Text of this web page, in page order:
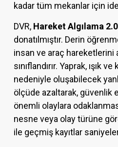
kadar tüm mekanlar için
DVR, Hareket Algılama 2.0
donatılmıştır. Derin
insan ve araç hareketlerini
sınıflandırır. Yaprak, ışık
nedeniyle oluşabilecek
ölçüde azaltarak, güvenlik
önemli olaylara
nesne veya olay türüne
ile geçmiş kayıtlar